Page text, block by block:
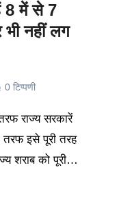
8 में से 7
भी नहीं लग
0 टिप्पणी
तरफ इसे पूरी तरह
शराब को पूरी…